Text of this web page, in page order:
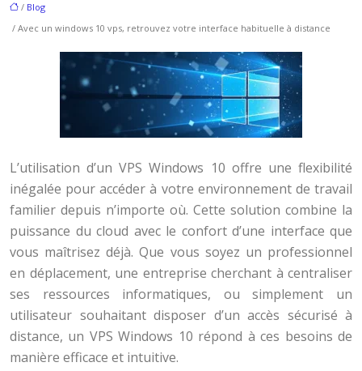
/ Blog
/ Avec un windows 10 vps, retrouvez votre interface habituelle à distance
L’utilisation d’un VPS Windows 10 offre une flexibilité
inégalée pour accéder à votre environnement de travail
familier depuis n’importe où. Cette solution combine la
puissance du cloud avec le confort d’une interface que
vous maîtrisez déjà. Que vous soyez un professionnel
en déplacement, une entreprise cherchant à centraliser
ses ressources informatiques, ou simplement un
utilisateur souhaitant disposer d’un accès sécurisé à
distance, un VPS Windows 10 répond à ces besoins de
manière efficace et intuitive.